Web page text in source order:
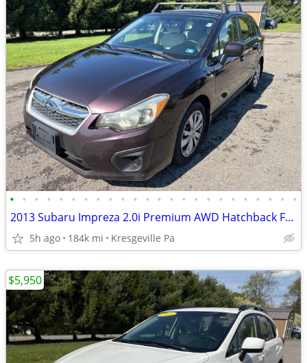
• • • • • • • • • • • • • • • • • • • • • • • •
2013 Subaru Impreza 2.0i Premium AWD Hatchback FB20 All Weather Pkg
5h ago 184k mi Kresgeville Pa
$5,950